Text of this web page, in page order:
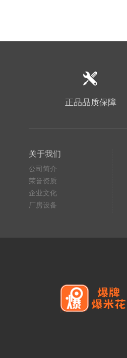
正品品质保障
关于我们
公司简介
荣誉资质
企业文化
厂房设备